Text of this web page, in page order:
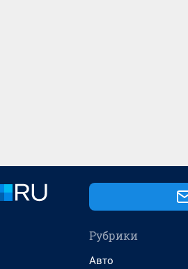
Рубрики
Авто